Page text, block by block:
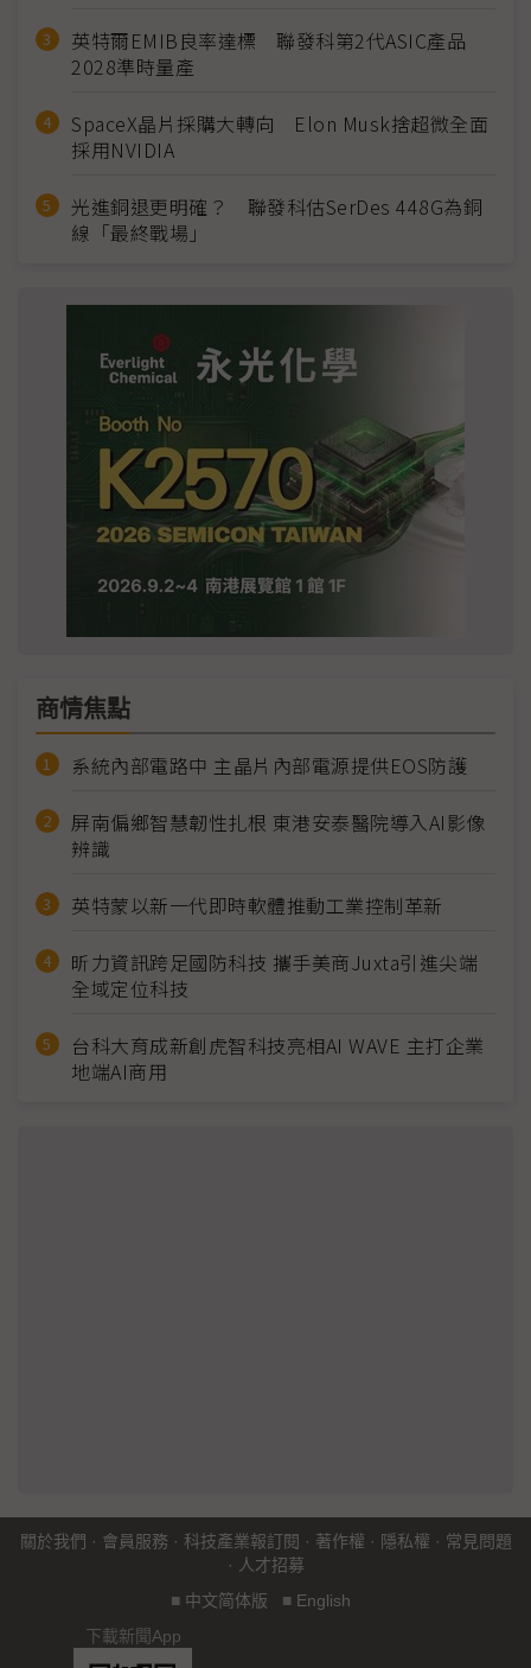
英特爾EMIB良率達標 聯發科第2代ASIC產品
2028準時量產
SpaceX晶片採購大轉向 Elon Musk捨超微全面
採用NVIDIA
光進銅退更明確？ 聯發科估SerDes 448G為銅
線「最終戰場」
商情焦點
系統內部電路中 主晶片內部電源提供EOS防護
屏南偏鄉智慧韌性扎根 東港安泰醫院導入AI影像
辨識
英特蒙以新一代即時軟體推動工業控制革新
昕力資訊跨足國防科技 攜手美商Juxta引進尖端
全域定位科技
台科大育成新創虎智科技亮相AI WAVE 主打企業
地端AI商用
關於我們 · 會員服務 · 科技產業報訂閱 · 著作權 · 隱私權 · 常見問題
· 人才招募
■ 中文简体版 ■ English
下載新聞App